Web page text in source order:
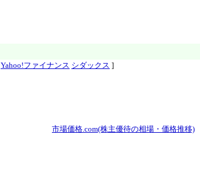
Yahoo!ファイナンス シダックス ]
市場価格.com(株主優待の相場・価格推移)